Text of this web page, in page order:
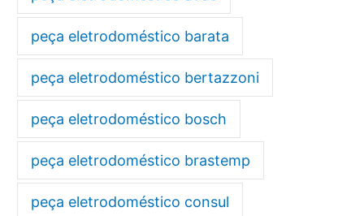
peça eletrodoméstico barata
peça eletrodoméstico bertazzoni
peça eletrodoméstico bosch
peça eletrodoméstico brastemp
peça eletrodoméstico consul